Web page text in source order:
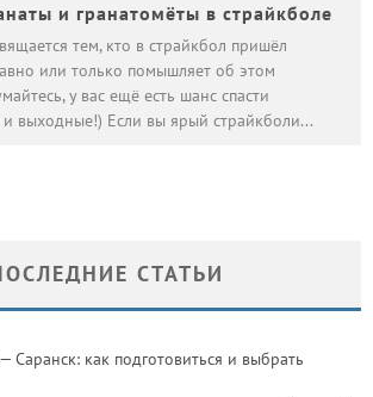
и гранатомёты в страйкболе
тем, кто в страйкбол пришёл
или только помышляет об этом
у вас ещё есть шанс спасти
выходные!) Если вы ярый страйкболи...
СТАТЬИ
Саранск: как подготовиться и выбрать